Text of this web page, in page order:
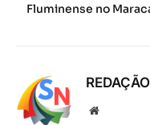
Fluminense no
REDAÇÃO
Local